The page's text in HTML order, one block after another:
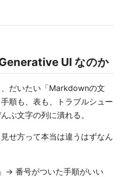
UI なのか
だいたい「Markdownの文
順も、表も、トラブルシュー
ぶ文字の列に潰れる。
せ方って本当は違うはずなん
→ 番号がついた手順がいい